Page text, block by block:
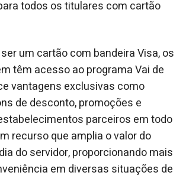
todos os titulares com cartão
um cartão com bandeira Visa, os
têm acesso ao programa Vai de
vantagens exclusivas como
de desconto, promoções e
parceiros em todo
recurso que amplia o valor do
do servidor, proporcionando mais
em diversas situações de